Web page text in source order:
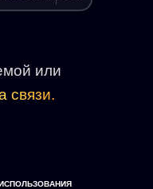
или
связи.